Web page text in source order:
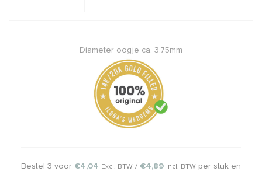
Diameter oogje ca. 3.75mm
Bestel 3 voor €4,04 Excl. BTW / €4,89 Incl. BTW per stuk en